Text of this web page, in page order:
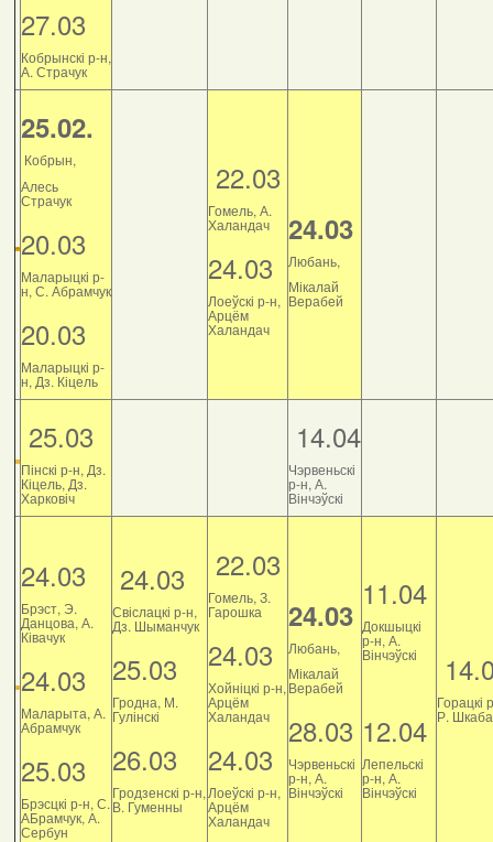
27.03
Кобрынскі р-н,
А. Страчук
25.02.
Кобрын,
Алесь
Страчук
20.03
Маларыцкі р-
н, С. Абрамчук
20.03
Маларыцкі р-
н, Дз. Кіцель
22.03
Гомель, А.
Халандач
24.03
Лоеўскі р-н,
Арцём
Халандач
24.03
Любань,
Мікалай
Верабей
25.03
Пінскі р-н, Дз.
Кіцель, Дз.
Харковіч
14.04
Чэрвеньскі
р-н, А.
Вінчэўскі
24.03
Брэст, Э.
Данцова, А.
Ківачук
24.03
Маларыта, А.
Абрамчук
25.03
Брэсцкі р-н, С.
АБрамчук, А.
Сербун
24.03
Свіслацкі р-н,
Дз. Шыманчук
25.03
Гродна, М.
Гулінскі
26.03
Гродзенскі р-н,
В. Гуменны
22.03
Гомель, З.
Гарошка
24.03
Хойніцкі р-н,
Арцём
Халандач
24.03
Лоеўскі р-н,
Арцём
Халандач
24.03
Любань,
Мікалай
Верабей
28.03
Чэрвеньскі
р-н, А.
Вінчэўскі
11.04
Докшыцкі
р-н, А.
Вінчэўскі
12.04
Лепельскі
р-н, А.
Вінчэўскі
Горацкі
Р.